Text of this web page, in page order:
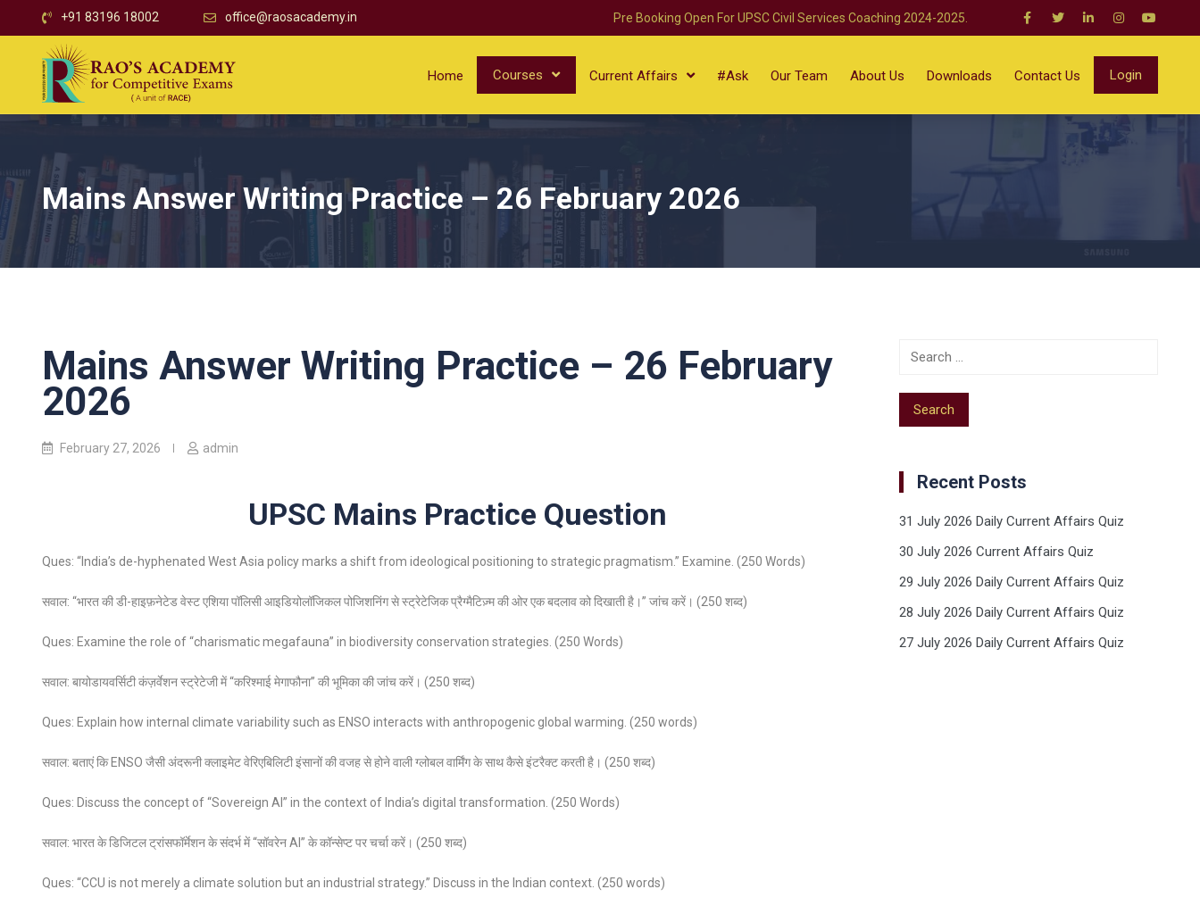
+91 83196 18002 office@raosacademy.in Pre Booking Open For UPSC Civil Services Coaching 2024-2025.
Home Courses Current Affairs #Ask Our Team About Us Downloads Contact Us Login
Mains Answer Writing Practice – 26 February 2026
Mains Answer Writing Practice – 26 February
2026
February 27, 2026 admin
UPSC Mains Practice Question
Ques: “India’s de-hyphenated West Asia policy marks a shift from ideological positioning to strategic pragmatism.” Examine. (250 Words)
सवाल: “भारत की डी-हाइफ़नेटेड वेस्ट एशिया पॉलिसी आइडियोलॉजिकल पोजिशनिंग से स्ट्रेटेजिक प्रैग्मैटिज़्म की ओर एक बदलाव को दिखाती है।” जांच करें। (250 शब्द)
Ques: Examine the role of “charismatic megafauna” in biodiversity conservation strategies. (250 Words)
सवाल: बायोडायवर्सिटी कंज़र्वेशन स्ट्रेटेजी में “करिश्माई मेगाफौना” की भूमिका की जांच करें। (250 शब्द)
Ques: Explain how internal climate variability such as ENSO interacts with anthropogenic global warming. (250 words)
सवाल: बताएं कि ENSO जैसी अंदरूनी क्लाइमेट वेरिएबिलिटी इंसानों की वजह से होने वाली ग्लोबल वार्मिंग के साथ कैसे इंटरैक्ट करती है। (250 शब्द)
Ques: Discuss the concept of “Sovereign AI” in the context of India’s digital transformation. (250 Words)
सवाल: भारत के डिजिटल ट्रांसफॉर्मेशन के संदर्भ में “सॉवरेन AI” के कॉन्सेप्ट पर चर्चा करें। (250 शब्द)
Ques: “CCU is not merely a climate solution but an industrial strategy.” Discuss in the Indian context. (250 words)
Recent Posts
31 July 2026 Daily Current Affairs Quiz
30 July 2026 Current Affairs Quiz
29 July 2026 Daily Current Affairs Quiz
28 July 2026 Daily Current Affairs Quiz
27 July 2026 Daily Current Affairs Quiz